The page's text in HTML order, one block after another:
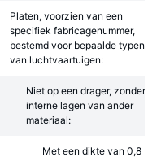
Platen, voorzien van een
specifiek fabricagenummer,
bestemd voor bepaalde typen
van luchtvaartuigen:
Niet op een drager, zonder
interne lagen van ander
materiaal:
Met een dikte van 0,8